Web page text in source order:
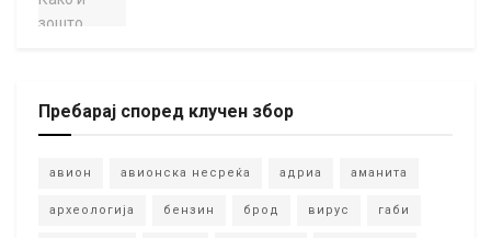
Пребарај според клучен збор
авион авионска несреќа адриа аманита
археологија бензин брод вирус габи